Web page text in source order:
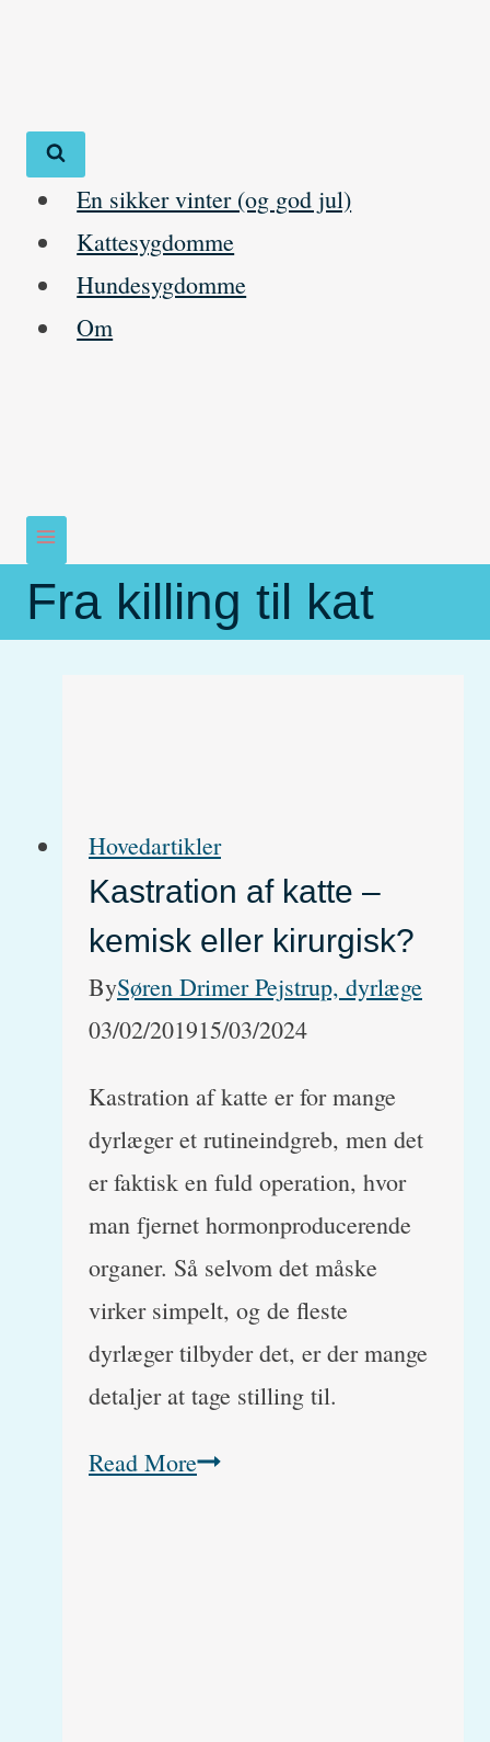
En sikker vinter (og god jul)
Kattesygdomme
Hundesygdomme
Om
Fra killing til kat
Hovedartikler
Kastration af katte –
kemisk eller kirurgisk?
BySøren Drimer Pejstrup, dyrlæge
03/02/201915/03/2024
Kastration af katte er for mange
dyrlæger et rutineindgreb, men det
er faktisk en fuld operation, hvor
man fjernet hormonproducerende
organer. Så selvom det måske
virker simpelt, og de fleste
dyrlæger tilbyder det, er der mange
detaljer at tage stilling til.
Read MoreKastration